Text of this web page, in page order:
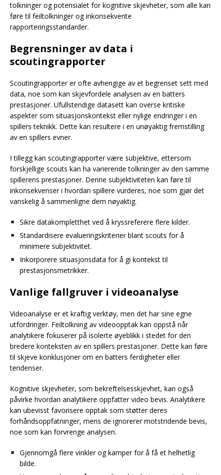
tolkninger og potensialet for kognitive skjevheter, som alle kan
føre til feiltolkninger og inkonsekvente
rapporteringsstandarder.
Begrensninger av data i
scoutingrapporter
Scoutingrapporter er ofte avhengige av et begrenset sett med
data, noe som kan skjevfordele analysen av en batters
prestasjoner. Ufullstendige datasett kan overse kritiske
aspekter som situasjonskontekst eller nylige endringer i en
spillers teknikk. Dette kan resultere i en unøyaktig fremstilling
av en spillers evner.
I tillegg kan scoutingrapporter være subjektive, ettersom
forskjellige scouts kan ha varierende tolkninger av den samme
spillerens prestasjoner. Denne subjektiviteten kan føre til
inkonsekvenser i hvordan spillere vurderes, noe som gjør det
vanskelig å sammenligne dem nøyaktig.
Sikre datakompletthet ved å kryssreferere flere kilder.
Standardisere evalueringskriterier blant scouts for å
minimere subjektivitet.
Inkorporere situasjonsdata for å gi kontekst til
prestasjonsmetrikker.
Vanlige fallgruver i videoanalyse
Videoanalyse er et kraftig verktøy, men det har sine egne
utfordringer. Feiltolkning av videoopptak kan oppstå når
analytikere fokuserer på isolerte øyeblikk i stedet for den
bredere konteksten av en spillers prestasjoner. Dette kan føre
til skjeve konklusjoner om en batters ferdigheter eller
tendenser.
Kognitive skjevheter, som bekreftelsesskjevhet, kan også
påvirke hvordan analytikere oppfatter video bevis. Analytikere
kan ubevisst favorisere opptak som støtter deres
forhåndsoppfatninger, mens de ignorerer motstridende bevis,
noe som kan forvrenge analysen.
Gjennomgå flere vinkler og kamper for å få et helhetlig
bilde.